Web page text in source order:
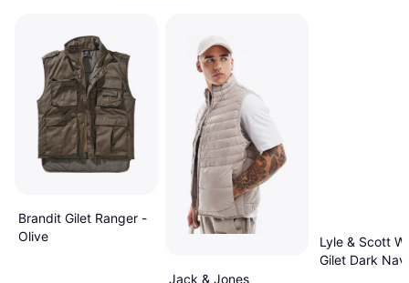
Brandit Gilet Ranger -
Olive
Jack & Jones
Lyle & Scott
Gilet Dark